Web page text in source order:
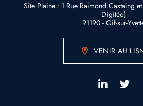
Site Plaine : 1 Rue Raimond Castaing
Digitéo)
91190 - Gif-sur-
VENIR AU